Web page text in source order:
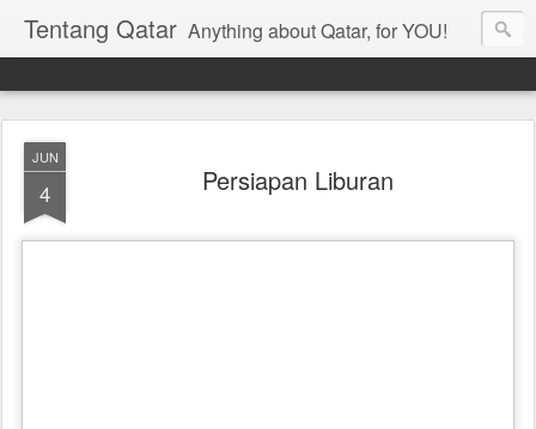
Tentang Qatar Anything about Qatar, for YOU!
JUN
4 Persiapan Liburan